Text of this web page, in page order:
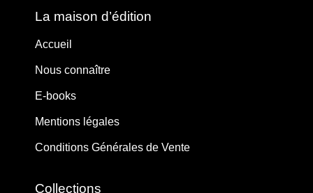
La maison d’édition
Accueil
Nous connaître
E-books
Mentions légales
Conditions Générales de Vente
Collections